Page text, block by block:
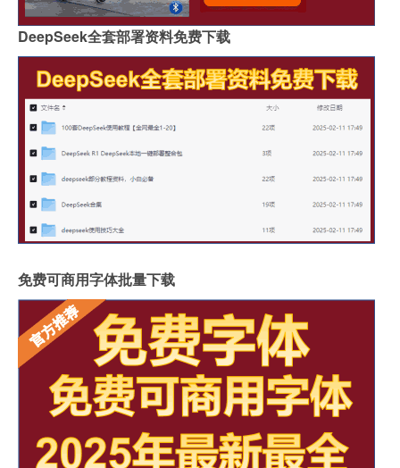
DeepSeek全套部署资料免费下载
免费可商用字体批量下载